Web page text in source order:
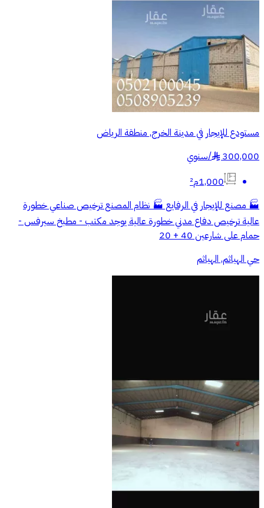
مستودع للإيجار في مدينة الخرج, منطقة الرياض
300,000
§
/سنوي
1,000م²
🏭 مصنع للإيجار في الرفايع 🏭 نظام المصنع ترخيص صناعي خطورة
عالية ترخيص دفاع مدني خطورة عالية يوجد مكتب - مطبخ سيرفس -
حمام على شارعين 40 + 20
حي الهياثم, الهياثم